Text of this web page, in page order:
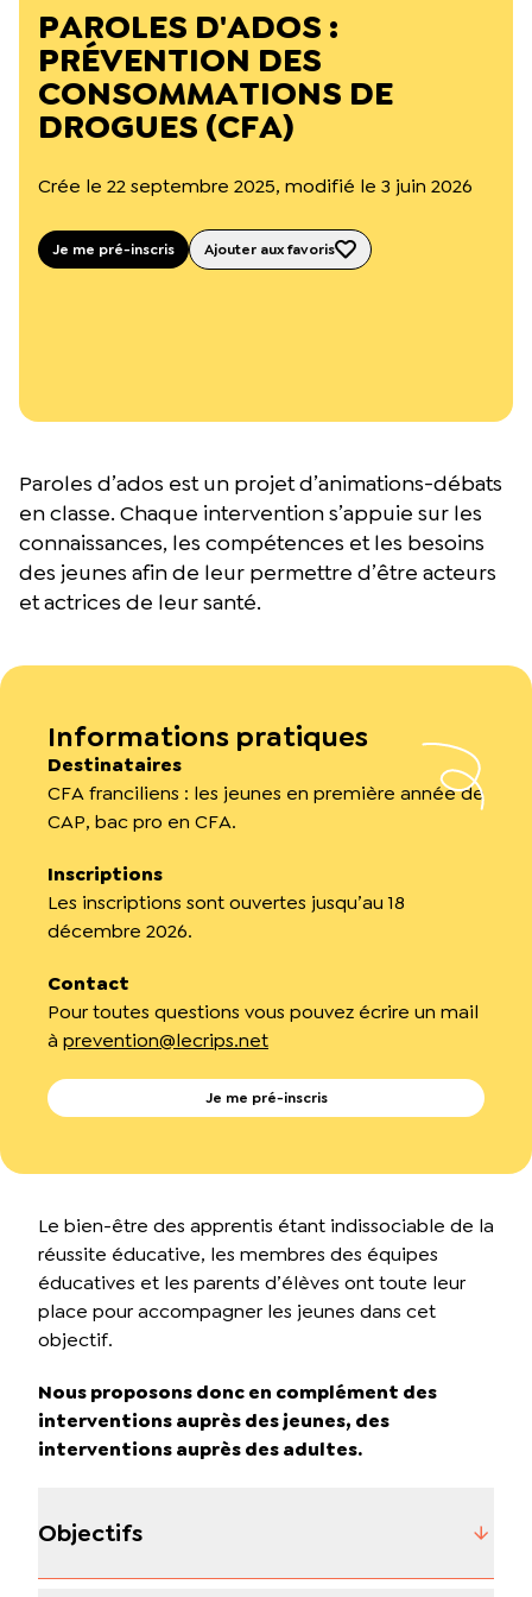
Notre documentation
Ressources pour les parents
Podcast 🎙️
Webinaires
Rapports d’activité et financiers
Projets réalisés avec nos partenaires
PAROLES D'ADOS :
PRÉVENTION DES
CONSOMMATIONS DE
DROGUES (CFA)
Crée le 22 septembre 2025, modifié le 3 juin 2026
Je me pré-inscris Ajouter aux favoris
Paroles d’ados est un projet d’animations-débats
en classe. Chaque intervention s’appuie sur les
connaissances, les compétences et les besoins
des jeunes afin de leur permettre d’être acteurs
et actrices de leur santé.
Informations pratiques
Destinataires
CFA franciliens : les jeunes en première année de
CAP, bac pro en CFA.
Inscriptions
Les inscriptions sont ouvertes jusqu’au 18
décembre 2026.
Contact
Pour toutes questions vous pouvez écrire un mail
à prevention@lecrips.net
Je me pré-inscris
Le bien-être des apprentis étant indissociable de la
réussite éducative, les membres des équipes
éducatives et les parents d’élèves ont toute leur
place pour accompagner les jeunes dans cet
objectif.
Nous proposons donc en complément des
interventions auprès des jeunes, des
interventions auprès des adultes.
Objectifs